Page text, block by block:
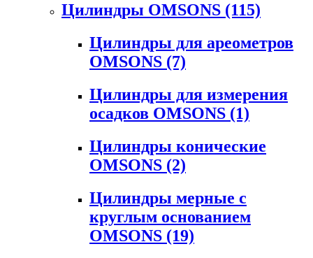
Цилиндры OMSONS (115)
Цилиндры для ареометров
OMSONS (7)
Цилиндры для измерения
осадков OMSONS (1)
Цилиндры конические
OMSONS (2)
Цилиндры мерные с
круглым основанием
OMSONS (19)